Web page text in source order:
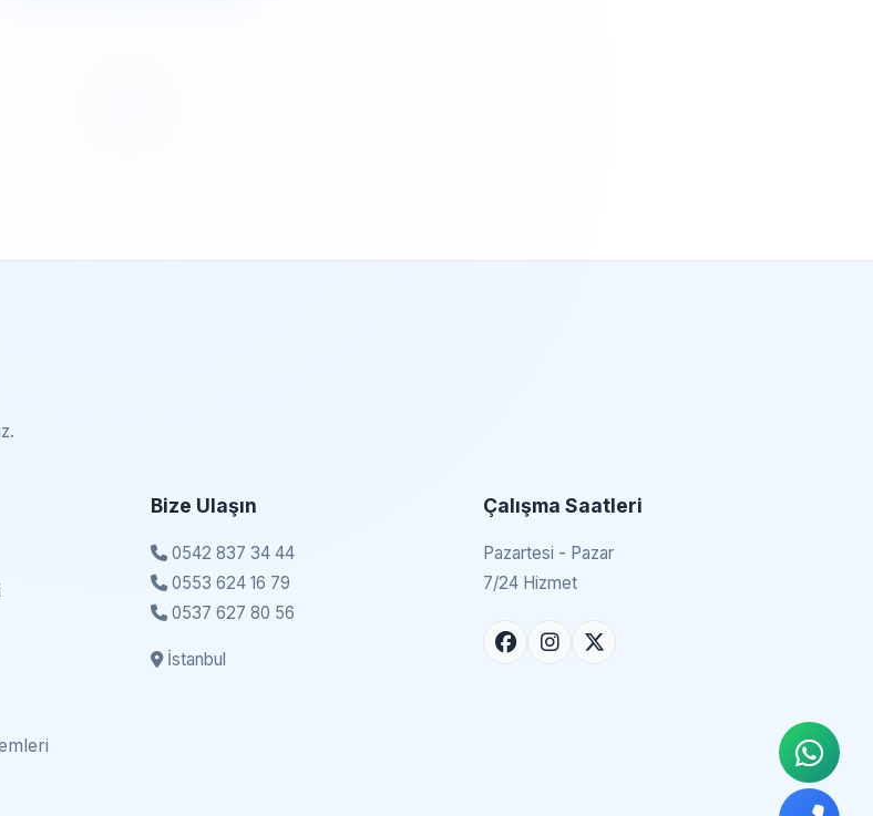
Bize Ulaşın
0542 837 34 44
0553 624 16 79
0537 627 80 56
İstanbul
Çalışma Saatleri
Pazartesi - Pazar
7/24 Hizmet